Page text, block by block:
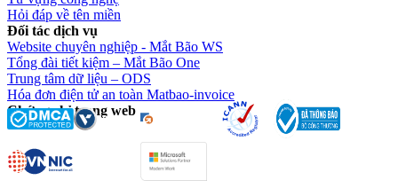
Hỏi đáp về tên miền
Đối tác dịch vụ
Website chuyên nghiệp - Mắt Bão WS
Tổng đài tiết kiệm – Mắt Bão One
Trung tâm dữ liệu – ODS
Hóa đơn điện tử an toàn Matbao-invoice
Chứng chỉ trang web